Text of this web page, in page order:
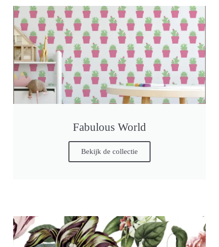
Fabulous World
Bekijk de collectie